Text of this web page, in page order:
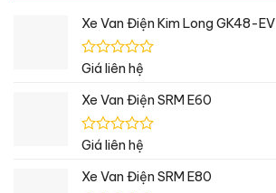
Xe Van Điện Kim Long GK48-EV
Được
hạng
5
sao
Giá liên hệ
Xe Van Điện SRM E60
Được
hạng
Giá liên hệ
Xe Van Điện SRM E80